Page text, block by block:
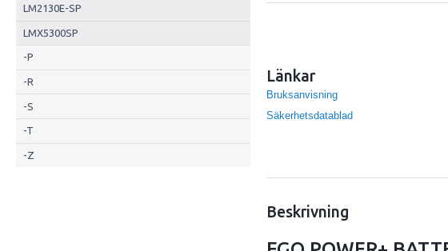
LM2130E-SP
LMX5300SP
-P
-R
-S
-T
-Z
Länkar
Bruksanvisning
Säkerhetsdatablad
Beskrivning